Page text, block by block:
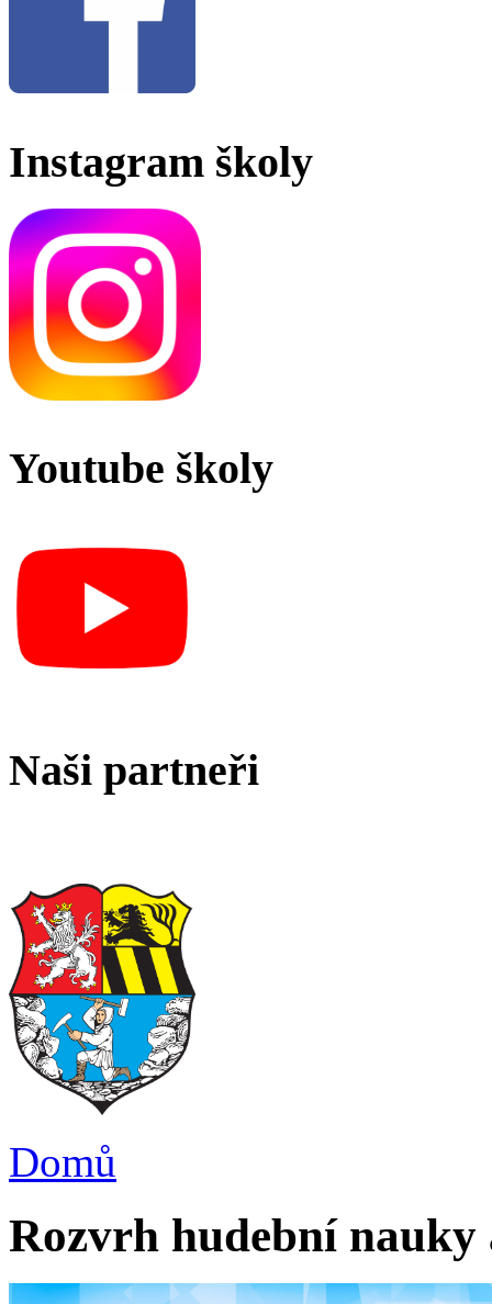
Instagram školy
Youtube školy
Naši partneři
Domů
Rozvrh hudební nauky